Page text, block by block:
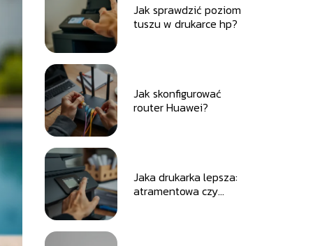
Jak sprawdzić poziom
tuszu w drukarce hp?
Jak skonfigurować
router Huawei?
Jaka drukarka lepsza:
atramentowa czy